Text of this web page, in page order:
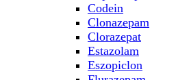
Codein
Clonazepam
Clorazepat
Estazolam
Eszopiclon